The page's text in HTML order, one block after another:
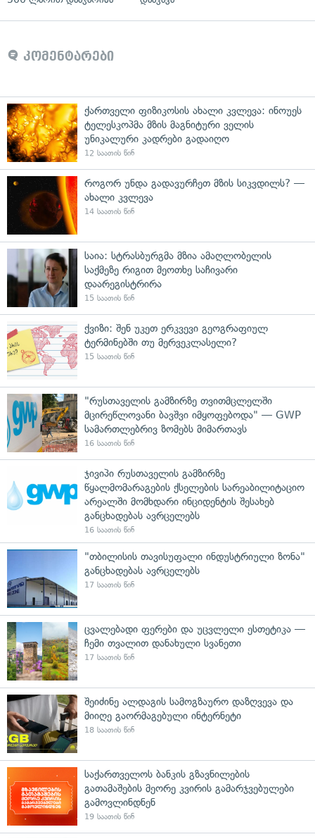
კომენტარები
ქართველი ფიზიკოსის ახალი კვლევა: ინოუეს
ტელესკოპმა მზის მაგნიტური ველის
უნიკალური კადრები გადაიღო
12 საათის წინ
როგორ უნდა გადავურჩეთ მზის სიკვდილს? —
ახალი კვლევა
14 საათის წინ
საია: სტრასბურგმა მზია ამაღლობელის
საქმეზე რიგით მეოთხე საჩივარი
დაარეგისტრირა
15 საათის წინ
ქვიზი: შენ უკეთ ერკვევი გეოგრაფიულ
ტერმინებში თუ მერვეკლასელი?
15 საათის წინ
"რუსთაველის გამზირზე თვითმცლელში
მცირეწლოვანი ბავშვი იმყოფებოდა" — GWP
სამართლებრივ ზომებს მიმართავს
16 საათის წინ
ჯივიპი რუსთაველის გამზირზე
წყალმომარაგების ქსელების სარეაბილიტაციო
არეალში მომხდარი ინციდენტის შესახებ
განცხადებას ავრცელებს
16 საათის წინ
"თბილისის თავისუფალი ინდუსტრიული ზონა"
განცხადებას ავრცელებს
17 საათის წინ
ცვალებადი ფერები და უცვლელი ესთეტიკა —
ჩემი თვალით დანახული სვანეთი
17 საათის წინ
შეიძინე ალდაგის სამოგზაურო დაზღვევა და
მიიღე გაორმაგებული ინტერნეტი
18 საათის წინ
საქართველოს ბანკის გზავნილების
გათამაშების მეორე კვირის გამარჯვებულები
გამოვლინდნენ
19 საათის წინ